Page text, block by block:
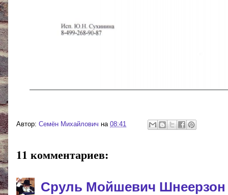
Автор: Cемён Михайлович на 08:41
11 комментариев:
Сруль Мойшевич Шнеерзон